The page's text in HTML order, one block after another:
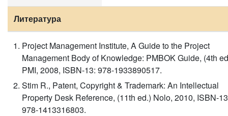
Литература
Project Management Institute, A Guide to the Project
Management Body of Knowledge: PMBOK Guide, (4th
PMI, 2008, ISBN-13: 978-1933890517.
Stim R., Patent, Copyright & Trademark: An Intellectual
Property Desk Reference, (11th ed.) Nolo, 2010, ISBN-
978-1413316803.